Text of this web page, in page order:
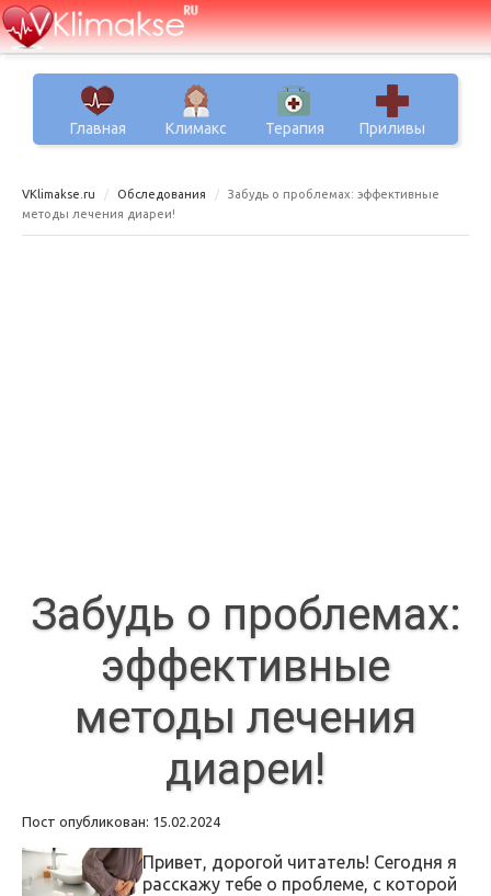
Главная Климакс Терапия Приливы
VKlimakse.ru Обследования
Забудь о проблемах: эффективные
методы лечения диареи!
Забудь о проблемах:
эффективные
методы лечения
диареи!
Пост опубликован: 15.02.2024
Привет, дорогой читатель! Сегодня я
расскажу тебе о проблеме, с которой